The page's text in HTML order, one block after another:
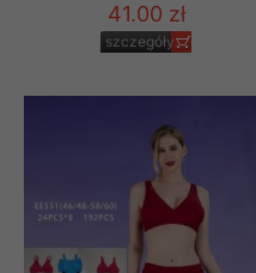
41.00 zł
szczegóły